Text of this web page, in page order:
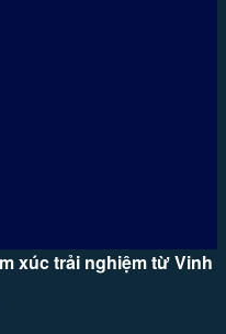
xúc trải nghiệm từ Vinh